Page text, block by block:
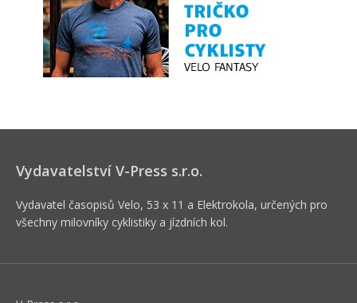
Vydavatelství V-Press s.r.o.
Vydavatel časopisů Velo, 53 x 11 a Elektrokola, určených pro
všechny milovníky cyklistiky a jízdních kol.